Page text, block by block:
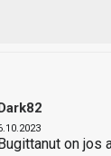
Bugittanut on jos